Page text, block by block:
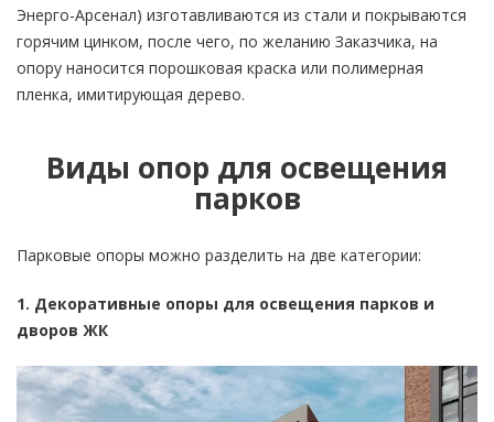
Энерго-Арсенал) изготавливаются из стали и покрываются
горячим цинком, после чего, по желанию Заказчика, на
опору наносится порошковая краска или полимерная
пленка, имитирующая дерево.
Виды опор для освещения
парков
Парковые опоры можно разделить на две категории:
1. Декоративные опоры для освещения парков и
дворов ЖК